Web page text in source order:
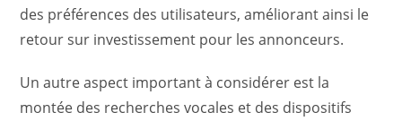
des préférences des utilisateurs, améliorant ainsi le
retour sur investissement pour les annonceurs.
Un autre aspect important à considérer est la
montée des recherches vocales et des dispositifs